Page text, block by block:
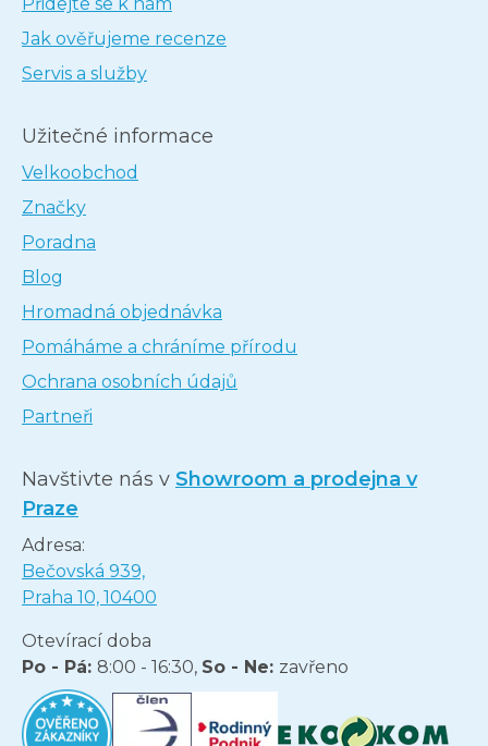
Jak ověřujeme recenze
Servis a služby
Užitečné informace
Velkoobchod
Značky
Poradna
Blog
Hromadná objednávka
Pomáháme a chráníme přírodu
Ochrana osobních údajů
Partneři
Navštivte nás v Showroom a prodejna v
Praze
Adresa:
Bečovská 939,
Praha 10, 10400
Otevírací doba
Po - Pá: 8:00 - 16:30, So - Ne: zavřeno